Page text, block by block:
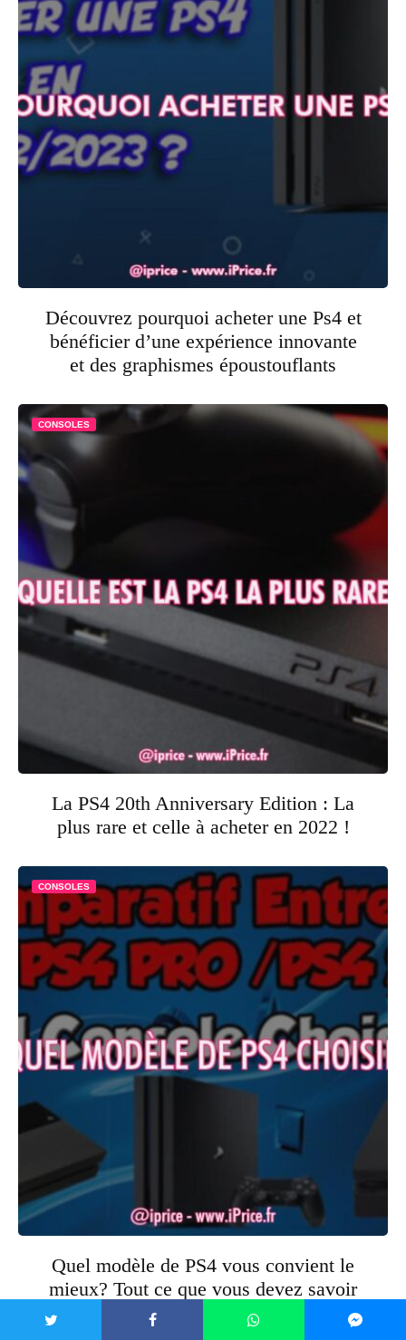
Découvrez pourquoi acheter une Ps4 et
bénéficier d’une expérience innovante
et des graphismes époustouflants
CONSOLES
La PS4 20th Anniversary Edition : La
plus rare et celle à acheter en 2022 !
CONSOLES
Quel modèle de PS4 vous convient le
mieux? Tout ce que vous devez savoir
pour profiter au maximum de votre